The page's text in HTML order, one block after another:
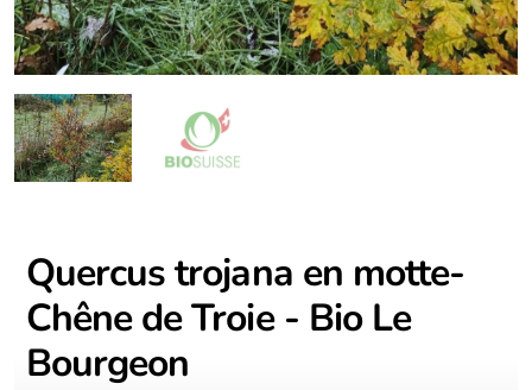
Quercus trojana en motte-
Chêne de Troie - Bio Le
Bourgeon